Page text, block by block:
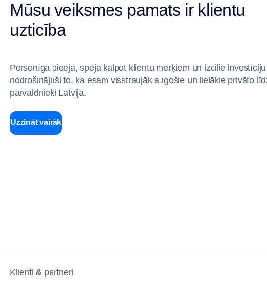
Mūsu veiksmes pamats ir klientu
uzticība
Personīgā pieeja, spēja kalpot klientu mērķiem un izcilie
nodrošinājuši to, ka esam visstraujāk augošie un lielākie privāto
pārvaldnieki Latvijā.
Uzzināt vairāk
Klienti & partneri